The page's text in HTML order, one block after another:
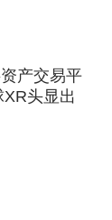
产交易平
头显出